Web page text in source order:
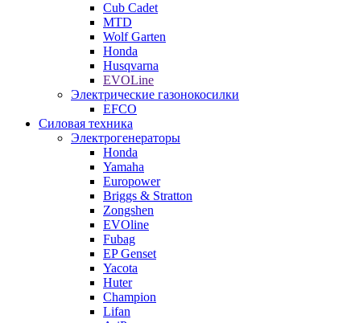
Cub Cadet
MTD
Wolf Garten
Honda
Husqvarna
EVOLine
Электрические газонокосилки
EFCO
Силовая техника
Электрогенераторы
Honda
Yamaha
Europower
Briggs & Stratton
Zongshen
EVOline
Fubag
EP Genset
Yacota
Huter
Champion
Lifan